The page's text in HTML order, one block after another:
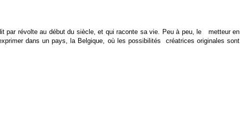
par révolte au début du siècle, et qui raconte sa vie. Peu à peu, le metteur en
dans un pays, la Belgique, où les possibilités créatrices originales sont